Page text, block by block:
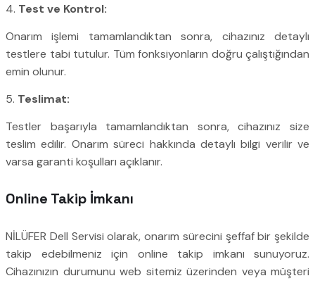
4. Test ve Kontrol:
Onarım işlemi tamamlandıktan sonra, cihazınız detaylı
testlere tabi tutulur. Tüm fonksiyonların doğru çalıştığından
emin olunur.
5. Teslimat:
Testler başarıyla tamamlandıktan sonra, cihazınız size
teslim edilir. Onarım süreci hakkında detaylı bilgi verilir ve
varsa garanti koşulları açıklanır.
Online Takip İmkanı
NİLÜFER Dell Servisi olarak, onarım sürecini şeffaf bir şekilde
takip edebilmeniz için online takip imkanı sunuyoruz.
Cihazınızın durumunu web sitemiz üzerinden veya müşteri